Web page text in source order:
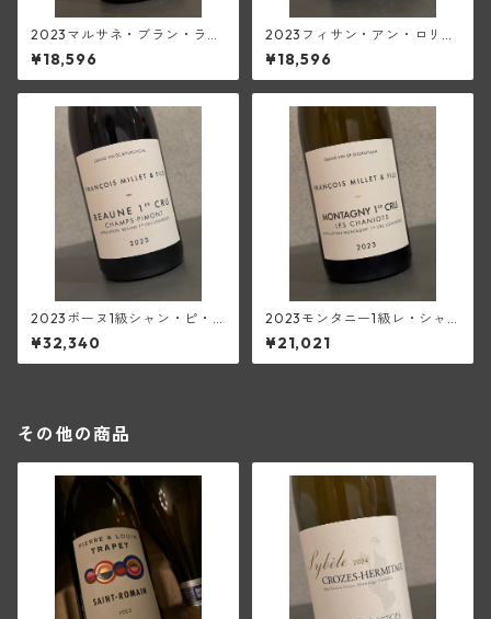
2023マルサネ・ブラン・ラ・
クロワ・ド・ボワ(フランソ
ワ・ミエ・エ・フィス)
¥18,596
2023フィサン・アン・ロリヴ
ィエ(フランソワ・ミエ・エ・
フィス)
¥18,596
2023ボーヌ1級シャン・ピ・
モン(フランソワ・ミエ・エ・
フィス)
¥32,340
2023モンタニー1級レ・シャ
ニオ(フランソワ・ミエ・エ・
フィス)
¥21,021
その他の商品